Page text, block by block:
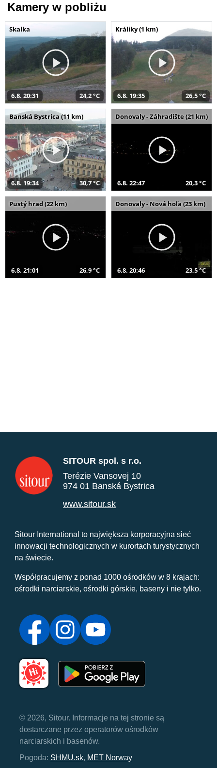
Kamery w pobliżu
Skalka
6.8. 20:31 24,2 °C
Králiky (1 km)
6.8. 19:35 26,5 °C
Banská Bystrica (11 km)
6.8. 19:34 30,7 °C
Donovaly - Záhradište (21 km)
6.8. 22:47 20,3 °C
Pustý hrad (22 km)
6.8. 21:01 26,9 °C
Donovaly - Nová hoľa (23 km)
6.8. 20:46 23,5 °C
SITOUR spol. s r.o.
Terézie Vansovej 10
974 01 Banská Bystrica
www.sitour.sk
Sitour International to największa korporacyjna sieć
innowacji technologicznych w kurortach turystycznych
na świecie.
Współpracujemy z ponad 1000 ośrodków w 8 krajach:
ośrodki narciarskie, ośrodki górskie, baseny i nie tylko.
© 2026, Sitour. Informacje na tej stronie są
dostarczane przez operatorów ośrodków
narciarskich i basenów.
Pogoda: SHMU.sk, MET Norway